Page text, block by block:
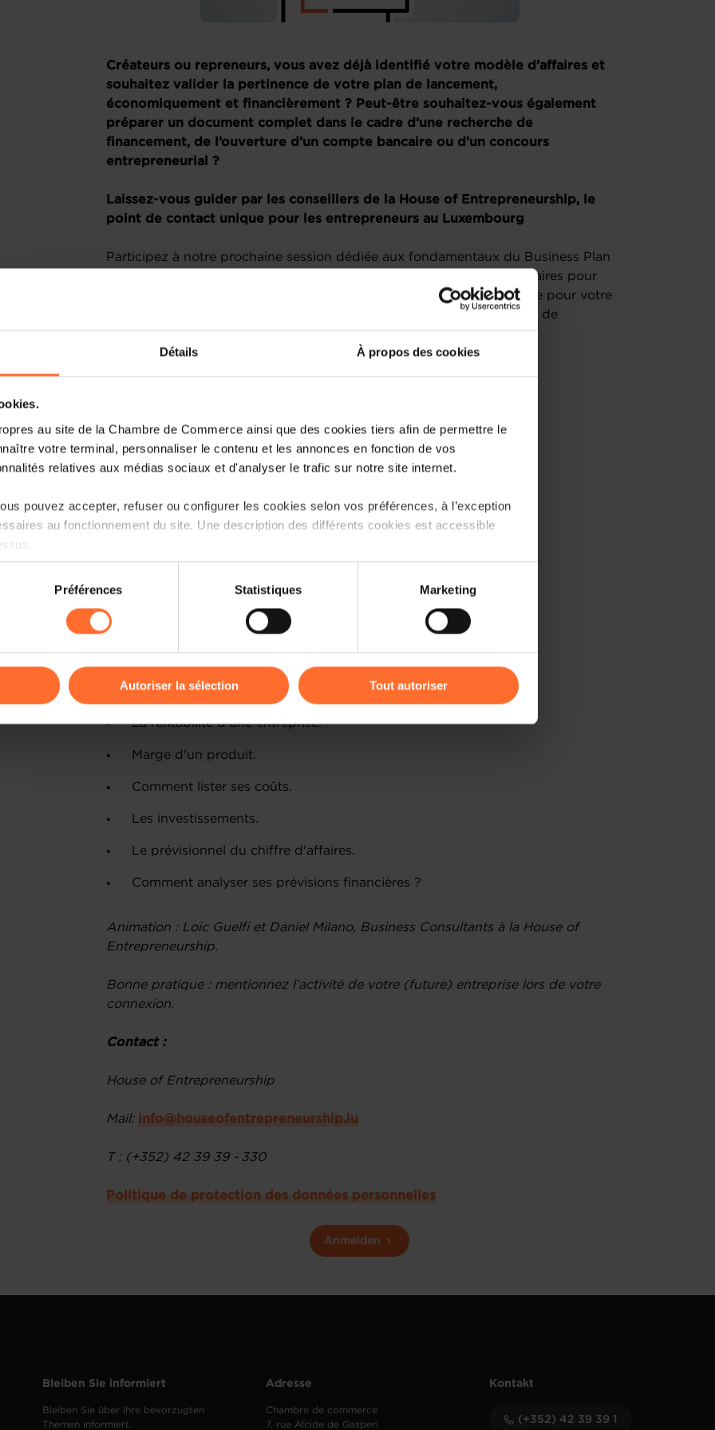
Détails À propos des cookies
au site de la Chambre de Commerce ainsi que des cookies tiers afin de permettre le
votre terminal, personnaliser le contenu et les annonces en fonction de vos
relatives aux médias sociaux et d'analyser le trafic sur notre site internet.
pouvez accepter, refuser ou configurer les cookies selon vos préférences, à l’exception
au fonctionnement du site. Une description des différents cookies est accessible
sur le site et certaines fonctionnalités (ex : lecture de vidéos, partage sur les réseaux
de lecture vidéo, personnalisation de l’affichage du site) peuvent être affectées en
ou des cookies non nécessaires.
Préférences Statistiques Marketing
Autoriser la sélection Tout autoriser
Créateurs ou repreneurs, vous avez déjà identifié votre modèle d’affaires et
souhaitez valider la pertinence de votre plan de lancement,
économiquement et financièrement ? Peut-être souhaitez-vous également
préparer un document complet dans le cadre d’une recherche de
financement, de l’ouverture d’un compte bancaire ou d’un concours
entrepreneurial ?
Laissez-vous guider par les conseillers de la House of Entrepreneurship, le
point de contact unique pour les entrepreneurs au Luxembourg
Participez à notre prochaine session dédiée aux fondamentaux du Business Plan
et du Plan financier. Elle vous fournira toutes les informations nécessaires pour
développer un plan solide et élaborer une stratégie financière efficace pour votre
entreprise, à travers un tutoriel divisé en 2 parties, suivi d’une session de
questions-réponses en direct.
Pourquoi rédiger un business plan ?
Quand faut-il rédiger son business plan ?
2ème partie : Plan financier
Le chiffre d'affaires et le bénéfice.
La rentabilité d'une entreprise.
Marge d'un produit.
Comment lister ses coûts.
Les investissements.
Le prévisionnel du chiffre d'affaires.
Comment analyser ses prévisions financières ?
Animation : Loic Guelfi et Daniel Milano, Business Consultants à la House of
Entrepreneurship.
Bonne pratique : mentionnez l’activité de votre (future) entreprise lors de votre
connexion.
Contact :
House of Entrepreneurship
Mail: info@houseofentrepreneurship.lu
T : (+352) 42 39 39 - 330
Politique de protection des données personnelles
Anmelden
Bleiben Sie informiert
Bleiben Sie über Ihre bevorzugten
Themen informiert.
Adresse
Chambre de commerce
7, rue Alcide de Gasperi
Kontakt
(+352) 42 39 39 1